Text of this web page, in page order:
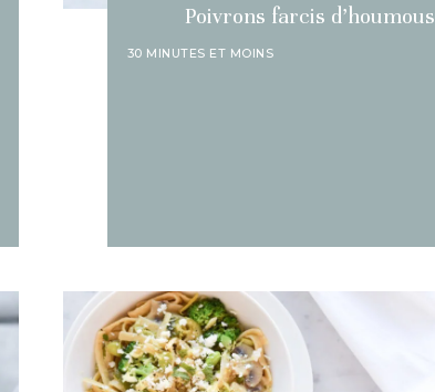
Poivrons farcis d’houmous
30 MINUTES ET MOINS